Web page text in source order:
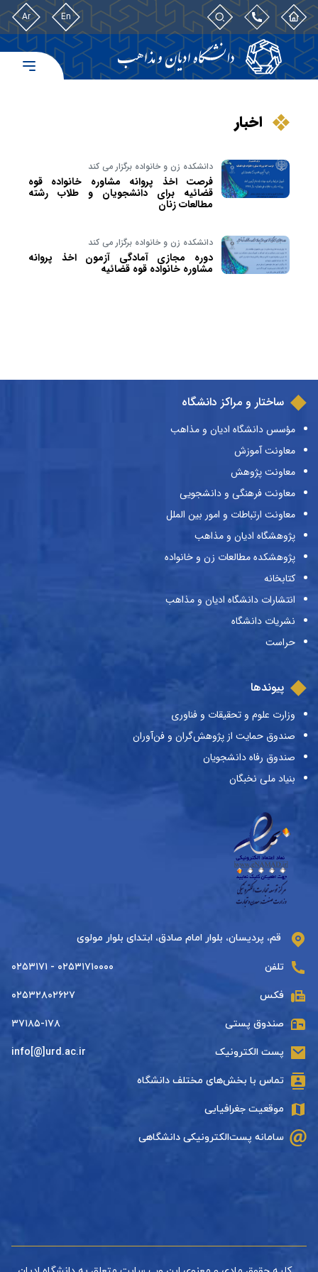
En
Ar
اخبار
دانشکده زن و خانواده برگزار می کند
فرصت اخذ پروانه مشاوره خانواده قوه
قضائیه برای دانشجویان و طلاب رشته
مطالعات زنان
دانشکده زن و خانواده برگزار می کند
دوره مجازی آمادگی آزمون اخذ پروانه
مشاوره خانواده قوه قضائیه
ساختار و مراکز دانشگاه
مؤسس دانشگاه ادیان و مذاهب
معاونت آموزش
معاونت پژوهش
معاونت فرهنگی و دانشجویی
معاونت ارتباطات و امور بین الملل
پژوهشگاه ادیان و مذاهب
پژوهشکده مطالعات زن و خانواده
کتابخانه
انتشارات دانشگاه ادیان و مذاهب
نشریات دانشگاه
حراست
پیوندها
وزارت علوم و تحقیقات و فناوری
صندوق حمایت از پژوهش‌گران و فن‌آوران
صندوق رفاه دانشجویان
بنیاد ملی نخبگان
قم، پردیسان، بلوار امام صادق، ابتدای بلوار مولوی
تلفن ۰۲۵۳۱۷۱۰۰۰۰ - ۰۲۵۳۱۷۱
فکس ۰۲۵۳۲۸۰۲۶۲۷
صندوق پستی ۳۷۱۸۵-۱۷۸
پست الکترونیک info[@]urd.ac.ir
تماس با بخش‌های مختلف دانشگاه
موقعیت جغرافیایی
سامانه پست‌الکترونیکی دانشگاهی